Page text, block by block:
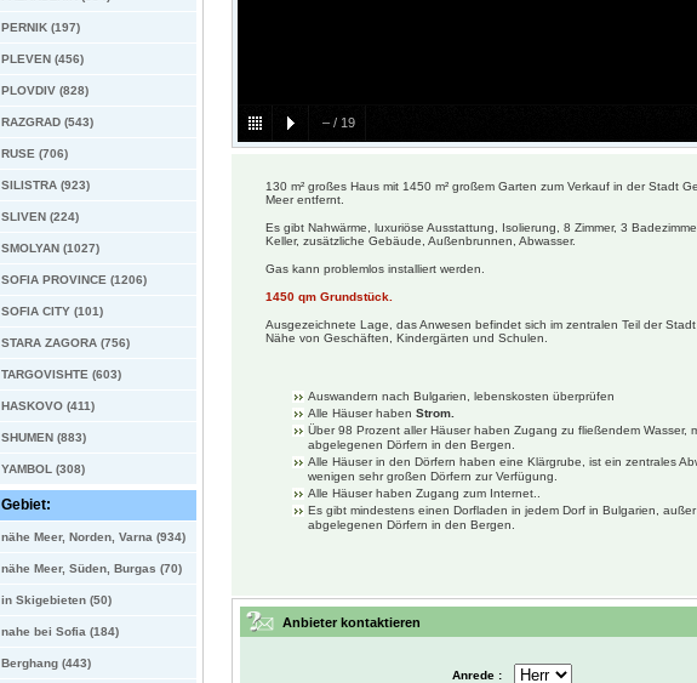
PERNIK (197)
PLEVEN (456)
PLOVDIV (828)
RAZGRAD (543)
RUSE (706)
SILISTRA (923)
SLIVEN (224)
SMOLYAN (1027)
SOFIA PROVINCE (1206)
SOFIA CITY (101)
STARA ZAGORA (756)
TARGOVISHTE (603)
HASKOVO (411)
SHUMEN (883)
YAMBOL (308)
Gebiet:
nähe Meer, Norden, Varna (934)
nähe Meer, Süden, Burgas (70)
in Skigebieten (50)
nahe bei Sofia (184)
Berghang (443)
– / 19
130 m² großes Haus mit 1450 m² großem Garten zum Verkauf in der Stadt
Meer entfernt.
Es gibt Nahwärme, luxuriöse Ausstattung, Isolierung, 8 Zimmer, 3
Keller, zusätzliche Gebäude, Außenbrunnen, Abwasser.
Gas kann problemlos installiert werden.
1450 qm Grundstück.
Ausgezeichnete Lage, das Anwesen befindet sich im zentralen Teil der
Nähe von Geschäften, Kindergärten und Schulen.
Auswandern nach Bulgarien, lebenskosten überprüfen
Alle Häuser haben Strom.
Über 98 Prozent aller Häuser haben Zugang zu fließendem Wasser,
abgelegenen Dörfern in den Bergen.
Alle Häuser in den Dörfern haben eine Klärgrube, ist ein zentrales
wenigen sehr großen Dörfern zur Verfügung.
Alle Häuser haben Zugang zum Internet..
Es gibt mindestens einen Dorfladen in jedem Dorf in Bulgarien,
abgelegenen Dörfern in den Bergen.
Anbieter kontaktieren
Anrede :